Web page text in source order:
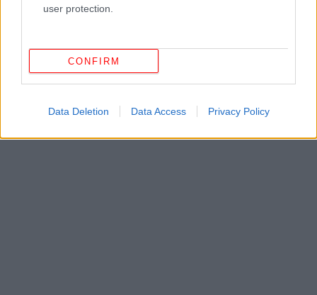
user protection.
CONFIRM
Data Deletion Data Access Privacy Policy